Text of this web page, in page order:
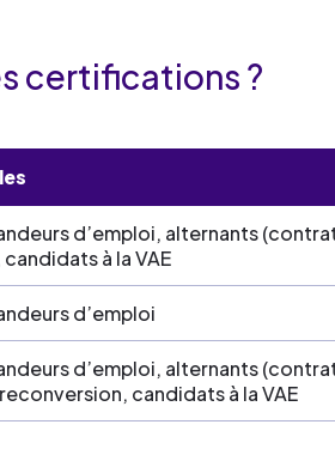
certifications ?
d’emploi, alternants
à la VAE
d’emploi
d’emploi, alternants
candidats à la VAE